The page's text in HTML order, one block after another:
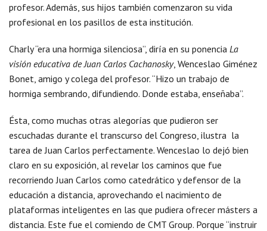
profesor. Además, sus hijos también comenzaron su vida
profesional en los pasillos de esta institución.
Charly “era una hormiga silenciosa”, diría en su ponencia La
visión educativa de Juan Carlos Cachanosky, Wenceslao Giménez
Bonet, amigo y colega del profesor. “Hizo un trabajo de
hormiga sembrando, difundiendo. Donde estaba, enseñaba”.
Ésta, como muchas otras alegorías que pudieron ser
escuchadas durante el transcurso del Congreso, ilustra la
tarea de Juan Carlos perfectamente. Wenceslao lo dejó bien
claro en su exposición, al revelar los caminos que fue
recorriendo Juan Carlos como catedrático y defensor de la
educación a distancia, aprovechando el nacimiento de
plataformas inteligentes en las que pudiera ofrecer másters a
distancia. Este fue el comiendo de CMT Group. Porque “instruir